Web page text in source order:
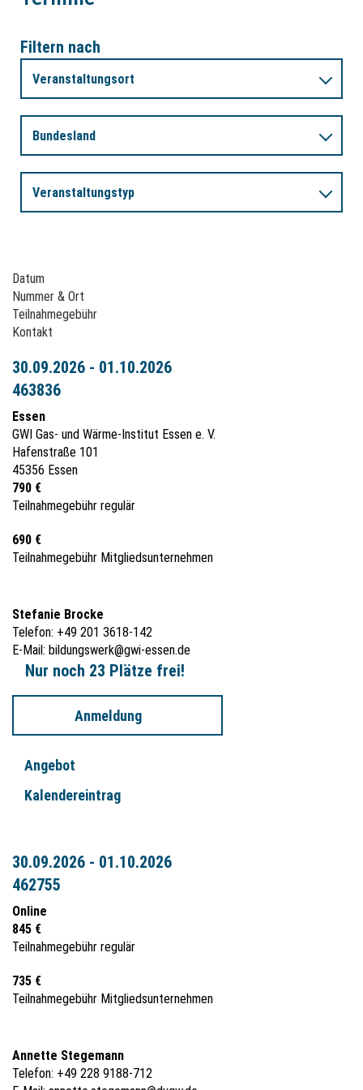
Filtern nach
Veranstaltungsort
Bundesland
Veranstaltungstyp
Datum
Nummer & Ort
Teilnahmegebühr
Kontakt
30.09.2026 - 01.10.2026
463836
Essen
GWI Gas- und Wärme-Institut Essen e. V.
Hafenstraße 101
45356 Essen
790 €
Teilnahmegebühr regulär
690 €
Teilnahmegebühr Mitgliedsunternehmen
Stefanie Brocke
Telefon: +49 201 3618-142
E-Mail: bildungswerk@gwi-essen.de
Nur noch 23 Plätze frei!
Anmeldung
Angebot
Kalendereintrag
30.09.2026 - 01.10.2026
462755
Online
845 €
Teilnahmegebühr regulär
735 €
Teilnahmegebühr Mitgliedsunternehmen
Annette Stegemann
Telefon: +49 228 9188-712